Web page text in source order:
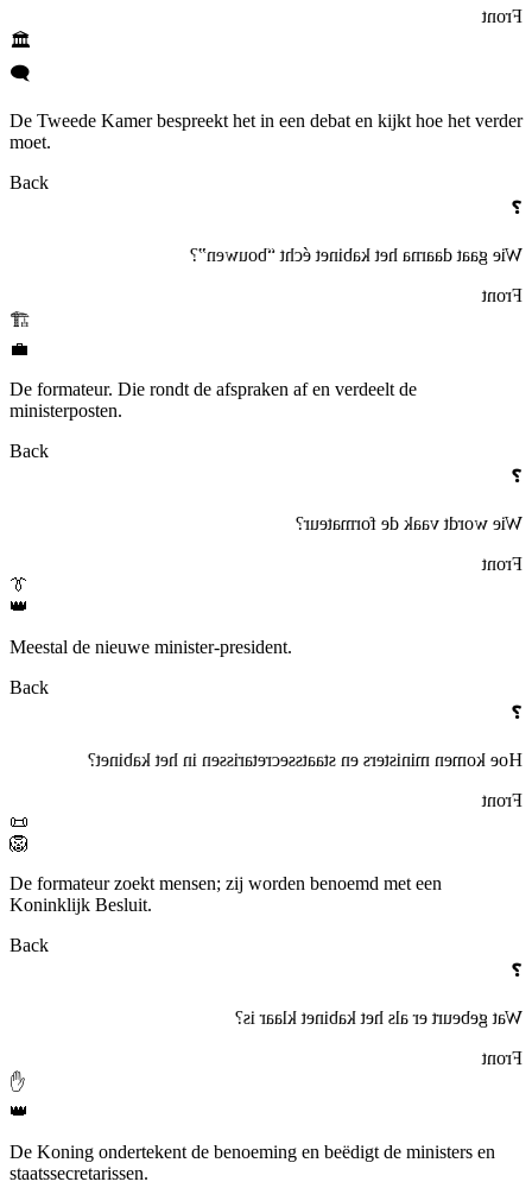
Front
🏛️
🗨️
De Tweede Kamer bespreekt het in een debat en kijkt hoe het verder
moet.
Back
❓
Wie gaat daarna het kabinet écht “bouwen”?
Front
🏗️
💼
De formateur. Die rondt de afspraken af en verdeelt de
ministerposten.
Back
❓
Wie wordt vaak de formateur?
Front
👔
👑
Meestal de nieuwe minister-president.
Back
❓
Hoe komen ministers en staatssecretarissen in het kabinet?
Front
📜
🦁
De formateur zoekt mensen; zij worden benoemd met een
Koninklijk Besluit.
Back
❓
Wat gebeurt er als het kabinet klaar is?
Front
✋
👑
De Koning ondertekent de benoeming en beëdigt de ministers en
staatssecretarissen.